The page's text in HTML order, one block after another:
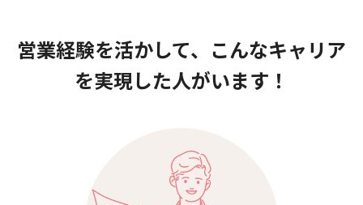
営業経験を活かして、こんなキャリア
を実現した人がいます！